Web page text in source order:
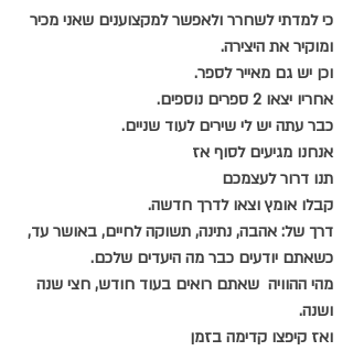
כי למדתי לשחרר ולאפשר למקצוענים שאני מכיר
ומוקיר את היצירה.
וכן יש גם מאייר לספר.
אחריו יצאו 2 ספרים נוספים.
כבר עתה יש לי שירים לעוד שניים.
אנחנו מגיעים לסוף אז
תנו דרור לעצמכם
קבלו אומץ וצאו לדרך חדשה.
דרך של: אהבה, נתינה, תשוקה לחיים, באושר עד,
כשאתם יודעים כבר מה היעדים שלכם.
מהי ההוויה  שאתם רואים בעוד חודש, חצי שנה
ושנה.
ואז קיפצו קדימה בזמן